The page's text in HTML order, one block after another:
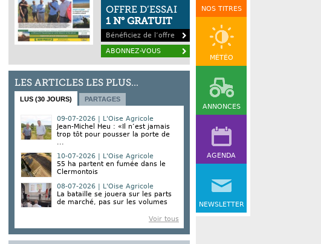
NOS TITRES
MÉTÉO
ANNONCES
AGENDA
NEWSLETTER
OFFRE D’ESSAI
1 N° GRATUIT
Bénéficiez de l’offre
ABONNEZ-VOUS
LES ARTICLES LES PLUS...
LUS (30 JOURS) PARTAGES
09-07-2026 | L'Oise Agricole
Jean-Michel Heu : «Il n’est jamais
trop tôt pour pousser la porte de
...
10-07-2026 | L'Oise Agricole
55 ha partent en fumée dans le
Clermontois
08-07-2026 | L'Oise Agricole
La bataille se jouera sur les parts
de marché, pas sur les volumes
Voir tous